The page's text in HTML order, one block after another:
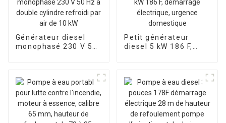
Générateur diesel
monophasé 230 V 50
Petit générateur
diesel 5 kW 186 F,